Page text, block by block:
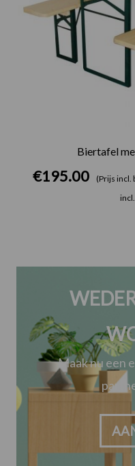
Biertafel
€195.00 (Prijs incl.
Maak nu een